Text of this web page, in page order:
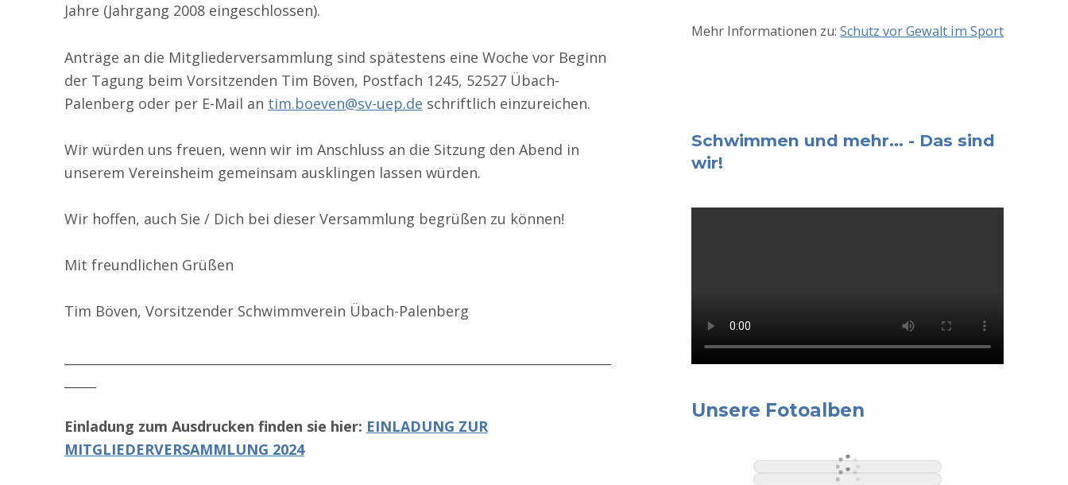
Jahre (Jahrgang 2008 eingeschlossen).
Anträge an die Mitgliederversammlung sind spätestens eine Woche vor Beginn
der Tagung beim Vorsitzenden Tim Böven, Postfach 1245, 52527 Übach-
Palenberg oder per E-Mail an tim.boeven@sv-uep.de schriftlich einzureichen.
Wir würden uns freuen, wenn wir im Anschluss an die Sitzung den Abend in
unserem Vereinsheim gemeinsam ausklingen lassen würden.
Wir hoffen, auch Sie / Dich bei dieser Versammlung begrüßen zu können!
Mit freundlichen Grüßen
Tim Böven, Vorsitzender Schwimmverein Übach-Palenberg
Einladung zum Ausdrucken finden sie hier: EINLADUNG ZUR
MITGLIEDERVERSAMMLUNG 2024
Mehr Informationen zu:Schutz vor Gewalt im Sport
Schwimmen und mehr... - Das sind
wir!
Unsere Fotoalben